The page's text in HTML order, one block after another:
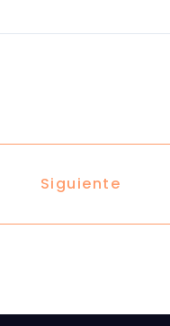
Siguiente